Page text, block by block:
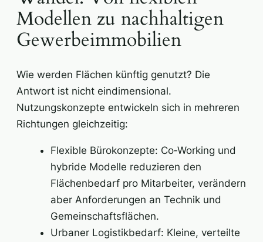
Modellen zu nachhaltigen
Gewerbeimmobilien
Wie werden Flächen künftig genutzt? Die
Antwort ist nicht eindimensional.
Nutzungskonzepte entwickeln sich in mehreren
Richtungen gleichzeitig:
Flexible Bürokonzepte: Co‑Working und
hybride Modelle reduzieren den
Flächenbedarf pro Mitarbeiter, verändern
aber Anforderungen an Technik und
Gemeinschaftsflächen.
Urbaner Logistikbedarf: Kleine, verteilte